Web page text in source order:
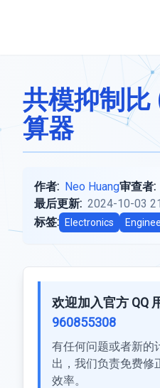
共模抑制比
算器
作者: Neo Huang审查者:
最后更新: 2024-10-03
标签:
Electronics
欢迎加入官方 QQ
960855308
有任何问题或者新的
出，我们负责免费修
效率。